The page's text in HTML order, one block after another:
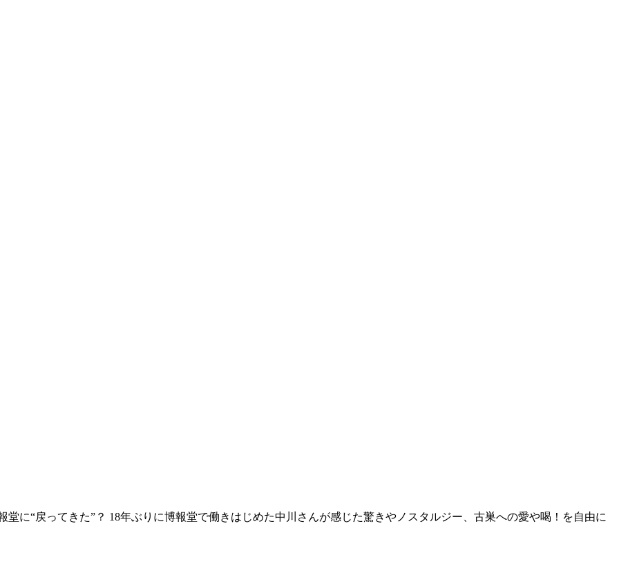
に“戻ってきた”？ 18年ぶりに博報堂で働きはじめた中川さんが感じた驚きやノスタルジー、古巣への愛や喝！を自由に